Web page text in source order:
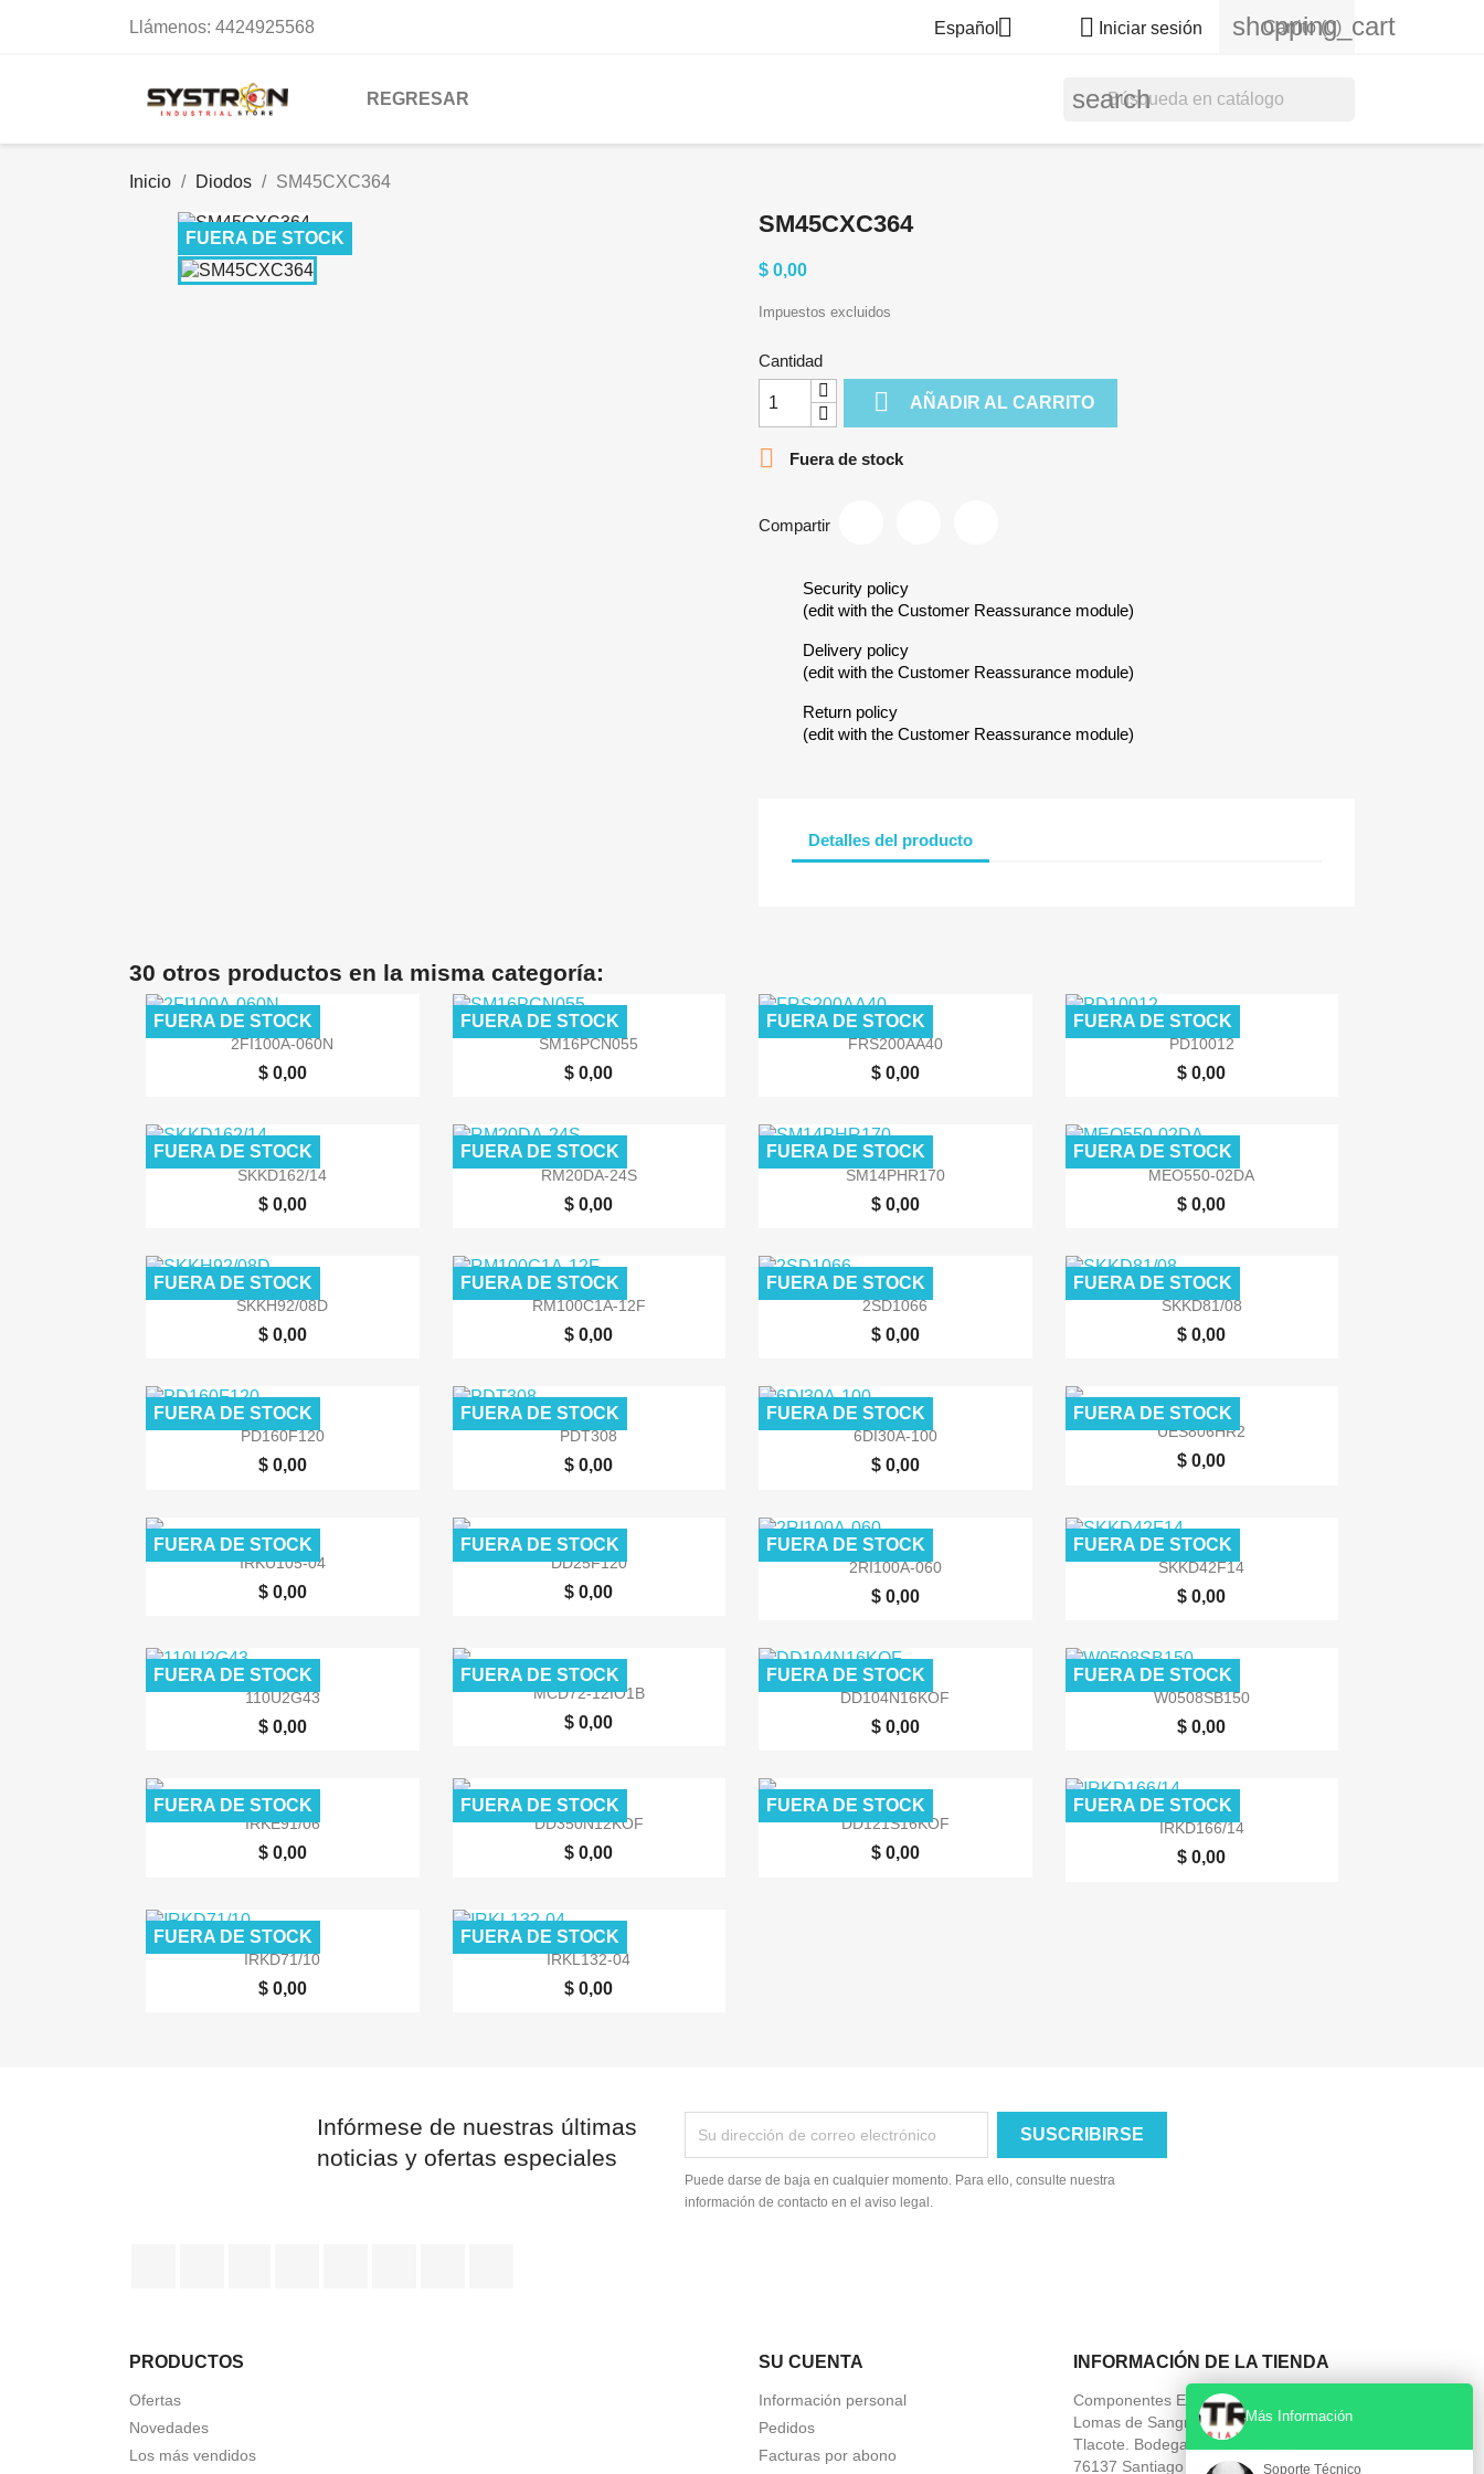
Llámenos: 4424925568 Español  Iniciar sesión shopping_cart
Carrito (0)
REGRESAR search
Inicio Diodos SM45CXC364
FUERA DE STOCK
SM45CXC364
$ 0,00
Impuestos excluidos
Cantidad
 AÑADIR AL CARRITO
 Fuera de stock
Compartir
Security policy
(edit with the Customer Reassurance module)
Delivery policy
(edit with the Customer Reassurance module)
Return policy
(edit with the Customer Reassurance module)
Detalles del producto
30 otros productos en la misma categoría:
 Vista rápida
2FI100A-060N
$ 0,00
FUERA DE STOCK
 Vista rápida
SM16PCN055
$ 0,00
FUERA DE STOCK
 Vista rápida
FRS200AA40
$ 0,00
FUERA DE STOCK
 Vista rápida
PD10012
$ 0,00
FUERA DE STOCK
 Vista rápida
SKKD162/14
$ 0,00
FUERA DE STOCK
 Vista rápida
RM20DA-24S
$ 0,00
FUERA DE STOCK
 Vista rápida
SM14PHR170
$ 0,00
FUERA DE STOCK
 Vista rápida
MEO550-02DA
$ 0,00
FUERA DE STOCK
 Vista rápida
SKKH92/08D
$ 0,00
FUERA DE STOCK
 Vista rápida
RM100C1A-12F
$ 0,00
FUERA DE STOCK
 Vista rápida
2SD1066
$ 0,00
FUERA DE STOCK
 Vista rápida
SKKD81/08
$ 0,00
FUERA DE STOCK
 Vista rápida
PD160F120
$ 0,00
FUERA DE STOCK
 Vista rápida
PDT308
$ 0,00
FUERA DE STOCK
 Vista rápida
6DI30A-100
$ 0,00
FUERA DE STOCK  Vista rápida
UES806HR2
$ 0,00
FUERA DE STOCK
 Vista rápida
IRKU105-04
$ 0,00
FUERA DE STOCK  Vista rápida
DD25F120
$ 0,00
FUERA DE STOCK
 Vista rápida
2RI100A-060
$ 0,00
FUERA DE STOCK
 Vista rápida
SKKD42F14
$ 0,00
FUERA DE STOCK
 Vista rápida
110U2G43
$ 0,00
FUERA DE STOCK  Vista rápida
MCD72-12IO1B
$ 0,00
FUERA DE STOCK
 Vista rápida
DD104N16KOF
$ 0,00
FUERA DE STOCK
 Vista rápida
W0508SB150
$ 0,00
FUERA DE STOCK
 Vista rápida
IRKE91/06
$ 0,00
FUERA DE STOCK  Vista rápida
DD350N12KOF
$ 0,00
FUERA DE STOCK  Vista rápida
DD121S16KOF
$ 0,00
FUERA DE STOCK
 Vista rápida
IRKD166/14
$ 0,00
FUERA DE STOCK
 Vista rápida
IRKD71/10
$ 0,00
FUERA DE STOCK
 Vista rápida
IRKL132-04
$ 0,00
FUERA DE STOCK
Infórmese de nuestras últimas
noticias y ofertas especiales
Puede darse de baja en cualquier momento. Para ello, consulte nuestra
información de contacto en el aviso legal.
PRODUCTOS
Ofertas
Novedades
Los más vendidos
SU CUENTA
Información personal
Pedidos
Facturas por abono
INFORMACIÓN DE LA TIENDA
Componentes Electronicos Industriales
Lomas de Sangremal 108, Carr. a
Tlacote. Bodega 31, Navex Park
76137 Santiago de Querétaro
Más Información
Soporte Técnico